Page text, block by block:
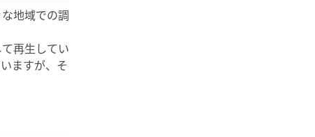
地域での調
再生してい
ますが、そ